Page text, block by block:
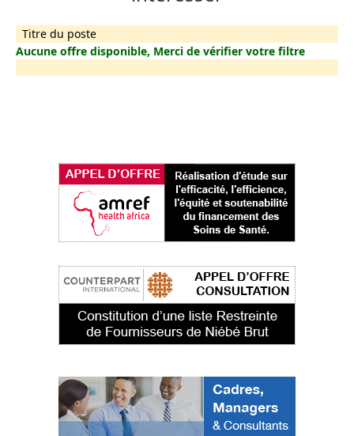
Titre du poste
Aucune offre disponible, Merci de vérifier votre filtre